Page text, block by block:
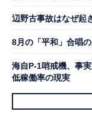
辺野古事故はなぜ起
8月の「平和」合唱
海自P-1哨戒機、事
低稼働率の現実